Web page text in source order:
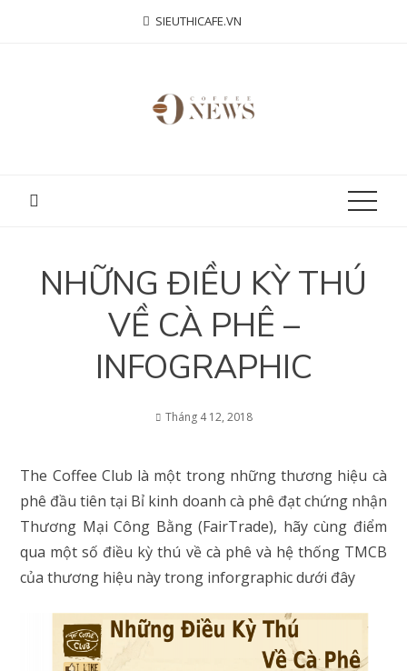
SIEUTHICAFE.VN
NHỮNG ĐIỀU KỲ THÚ
VỀ CÀ PHÊ –
INFOGRAPHIC
Tháng 4 12, 2018
The Coffee Club là một trong những thương hiệu cà
phê đầu tiên tại Bỉ kinh doanh cà phê đạt chứng nhận
Thương Mại Công Bằng (FairTrade), hãy cùng điểm
qua một số điều kỳ thú về cà phê và hệ thống TMCB
của thương hiệu này trong inforgraphic dưới đây